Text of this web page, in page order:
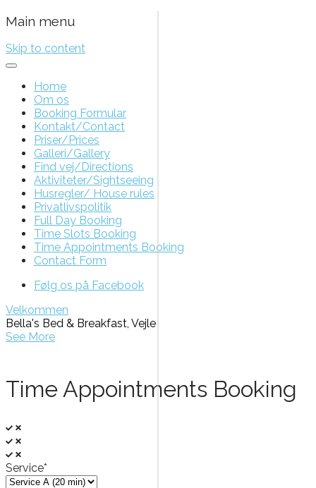
Main menu
Skip to content
Home
Om os
Booking Formular
Kontakt/Contact
Priser/Prices
Galleri/Gallery
Find vej/Directions
Aktiviteter/Sightseeing
Husregler/ House rules
Privatlivspolitik
Full Day Booking
Time Slots Booking
Time Appointments Booking
Contact Form
Følg os på Facebook
Velkommen
Bella's Bed & Breakfast, Vejle
See More
Time Appointments Booking
Service*